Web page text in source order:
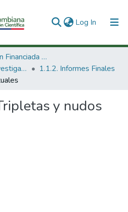
Log In (current)
1. Investigación Financiada con Recursos Públicos
1.1 Productos de investigación
1.1.2. Informes Finales
y nudos